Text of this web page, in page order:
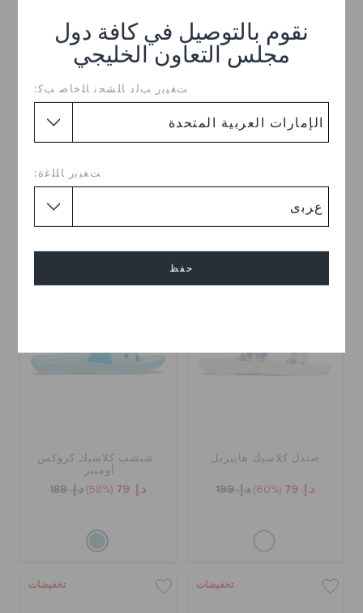
نقوم بالتوصيل في كافة دول
مجلس التعاون الخليجي
ﺖﻐﻴﻳﺭ ﺐﻟﺩ ﺎﻠﺸﺤﻧ ﺎﻠﺧﺎﺻ ﺐﻛ:
ﺖﻐﻴﻳﺭ ﺎﻠﻠﻏﺓ:
حفظ
د.إ. 279
صندل كلاسيك هايبريل
د.إ. 79 (60%) د.إ. 199
شبشب كلاسيك كروكس
أومبير
د.إ. 79 (58%) د.إ. 189
تخفيضات تخفيضات